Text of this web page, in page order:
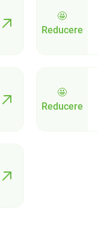
🤩
Reducere
🤩
Reducere